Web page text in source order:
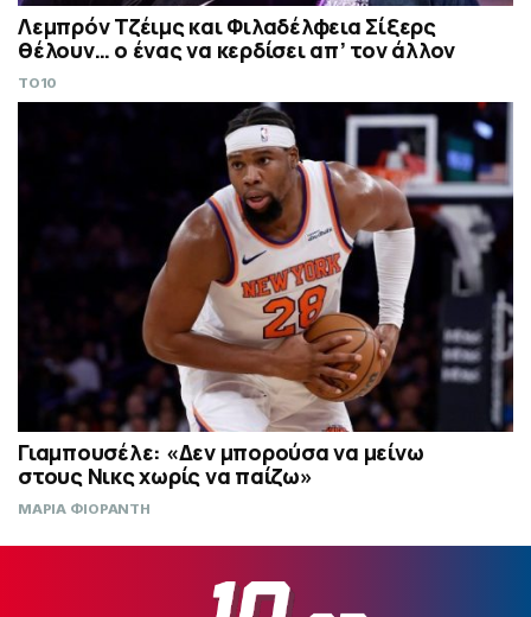
Λεμπρόν Τζέιμς και Φιλαδέλφεια Σίξερς
θέλουν… ο ένας να κερδίσει απ’ τον άλλον
TO10
Γιαμπουσέλε: «Δεν μπορούσα να μείνω
στους Νικς χωρίς να παίζω»
ΜΑΡΙΑ ΦΙΟΡΑΝΤΗ